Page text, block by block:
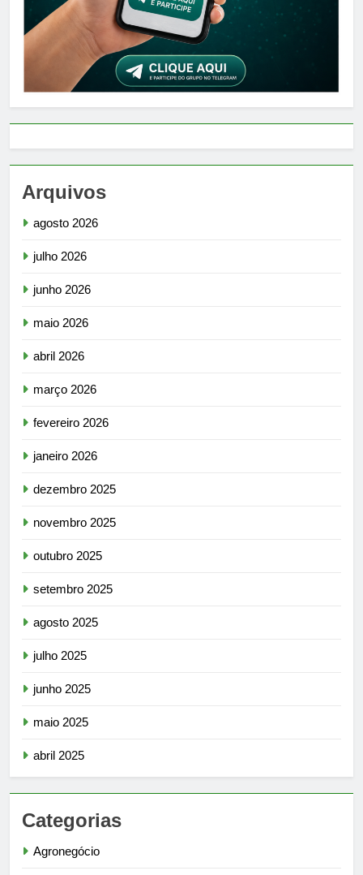
Arquivos
agosto 2026
julho 2026
junho 2026
maio 2026
abril 2026
março 2026
fevereiro 2026
janeiro 2026
dezembro 2025
novembro 2025
outubro 2025
setembro 2025
agosto 2025
julho 2025
junho 2025
maio 2025
abril 2025
Categorias
Agronegócio